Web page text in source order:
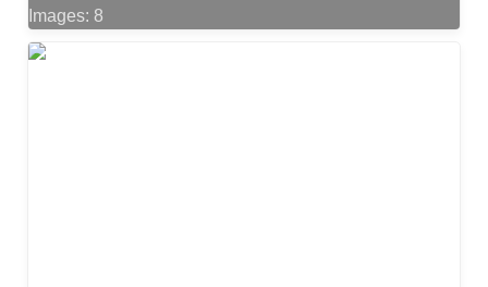
Images: 8